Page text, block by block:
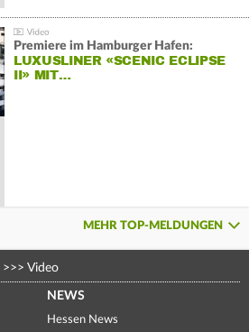
Premiere im Hamburger Hafen:
LUXUSLINER «SCENIC ECLIPSE
II» MIT…
MEHR TOP-MELDUNGEN
>>> Video
NEWS
Hessen News